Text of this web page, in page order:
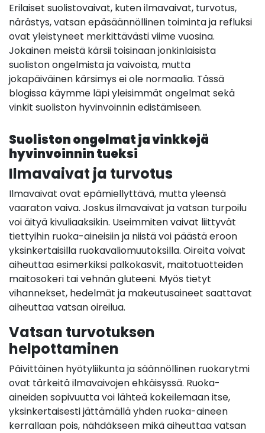
Erilaiset suolistovaivat, kuten ilmavaivat, turvotus,
närästys, vatsan epäsäännöllinen toiminta ja refluksi
ovat yleistyneet merkittävästi viime vuosina.
Jokainen meistä kärsii toisinaan jonkinlaisista
suoliston ongelmista ja vaivoista, mutta
jokapäiväinen kärsimys ei ole normaalia. Tässä
blogissa käymme läpi yleisimmät ongelmat sekä
vinkit suoliston hyvinvoinnin edistämiseen.
Suoliston ongelmat ja vinkkejä
hyvinvoinnin tueksi
Ilmavaivat ja turvotus
Ilmavaivat ovat epämiellyttävä, mutta yleensä
vaaraton vaiva. Joskus ilmavaivat ja vatsan turpoilu
voi äityä kivuliaaksikin. Useimmiten vaivat liittyvät
tiettyihin ruoka-aineisiin ja niistä voi päästä eroon
yksinkertaisilla ruokavaliomuutoksilla. Oireita voivat
aiheuttaa esimerkiksi palkokasvit, maitotuotteiden
maitosokeri tai vehnän gluteeni. Myös tietyt
vihannekset, hedelmät ja makeutusaineet saattavat
aiheuttaa vatsan oireilua.
Vatsan turvotuksen
helpottaminen
Päivittäinen hyötyliikunta ja säännöllinen ruokarytmi
ovat tärkeitä ilmavaivojen ehkäisyssä. Ruoka-
aineiden sopivuutta voi lähteä kokeilemaan itse,
yksinkertaisesti jättämällä yhden ruoka-aineen
kerrallaan pois, nähdäkseen mikä aiheuttaa vatsan